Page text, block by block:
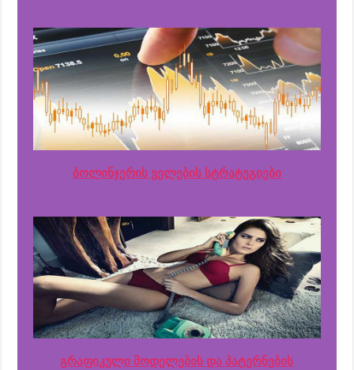
ბოლინჯერის ველების სტრატეგიები
გრაფიკული მოდელების და პატერნების